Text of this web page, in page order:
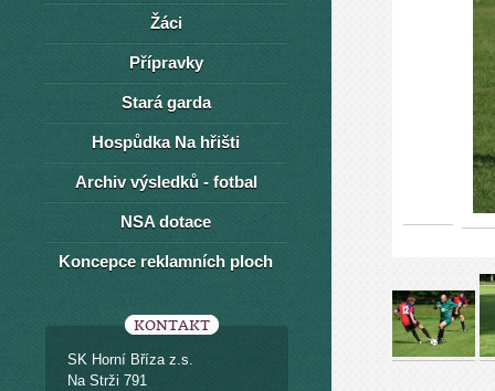
Žáci
Přípravky
Stará garda
Hospůdka Na hřišti
Archiv výsledků - fotbal
NSA dotace
Koncepce reklamních ploch
KONTAKT
SK Horní Bříza z.s.
Na Strži 791